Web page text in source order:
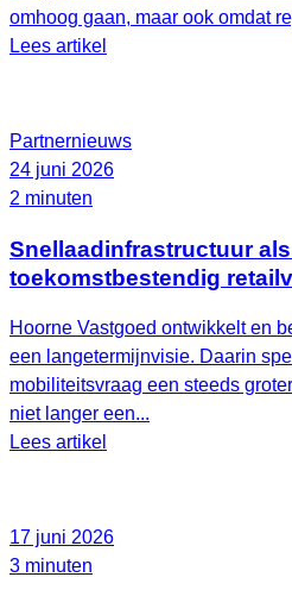
omhoog gaan, maar ook omdat
Lees artikel
Partnernieuws
24 juni 2026
2 minuten
Snellaadinfrastructuur
toekomstbestendig
Hoorne Vastgoed ontwikkelt en
een langetermijnvisie. Daarin
mobiliteitsvraag een steeds
niet langer een...
Lees artikel
17 juni 2026
3 minuten